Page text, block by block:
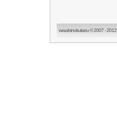
www.binokular.ru © 2007 - 2012